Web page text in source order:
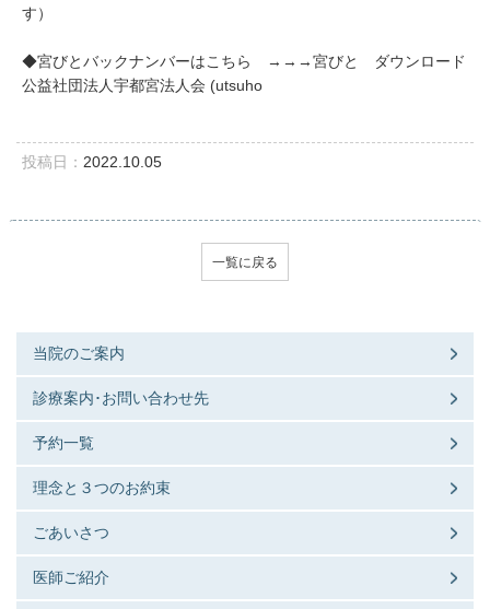
す）
◆宮びとバックナンバーはこちら →→→宮びと ダウンロード
公益社団法人宇都宮法人会 (utsuho
投稿日： 2022.10.05
一覧に戻る
当院のご案内
診療案内･お問い合わせ先
予約一覧
理念と３つのお約束
ごあいさつ
医師ご紹介